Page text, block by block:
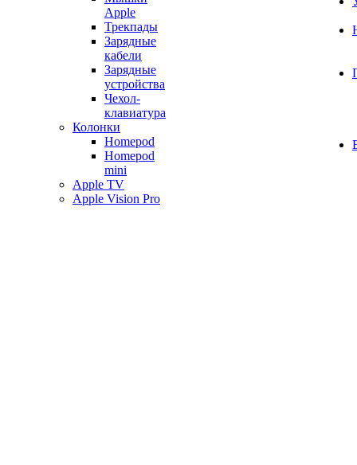
Apple
Трекпады
Зарядные
кабели
Зарядные
устройства
Чехол-
клавиатура
Колонки
Homepod
Homepod
mini
Apple TV
Apple Vision Pro